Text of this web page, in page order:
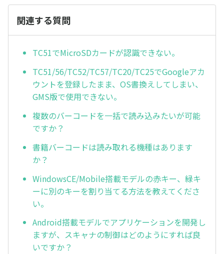
関連する質問
TC51でMicroSDカードが認識できない。
TC51/56/TC52/TC57/TC20/TC25でGoogleアカ
ウントを登録したまま、OS書換えしてしまい、
GMS版で使用できない。
複数のバーコードを一括で読み込みたいが可能
ですか？
書籍バーコードは読み取れる機種はあります
か？
WindowsCE/Mobile搭載モデルの赤キー、緑キ
ーに別のキーを割り当てる方法を教えてくださ
い。
Android搭載モデルでアプリケーションを開発し
ますが、スキャナの制御はどのようにすれば良
いですか？